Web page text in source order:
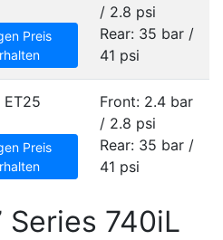
Preis
/ 2.8 psi
Rear: 35 bar /
41 psi
Preis
Front: 2.4 bar
/ 2.8 psi
Rear: 35 bar /
41 psi
Series 740iL